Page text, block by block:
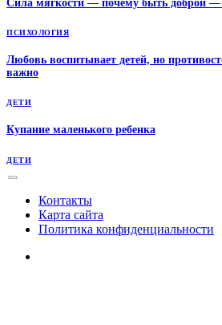
Сила мягкости — почему быть доброй —
ПСИХОЛОГИЯ
Любовь воспитывает детей, но
важно
ДЕТИ
Купание маленького ребенка
ДЕТИ
Контакты
Карта сайта
Политика конфиденциальности